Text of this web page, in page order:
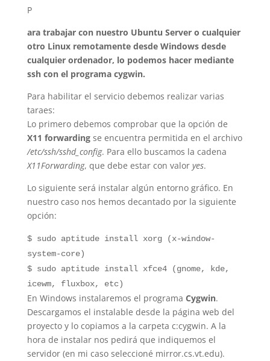
P
ara trabajar con nuestro Ubuntu Server o cualquier
otro Linux remotamente desde Windows desde
cualquier ordenador, lo podemos hacer mediante
ssh con el programa cygwin.
Para habilitar el servicio debemos realizar varias
taraes:
Lo primero debemos comprobar que la opción de
X11 forwardingse encuentra permitida en el archivo
/etc/ssh/sshd_config. Para ello buscamos la cadena
X11Forwarding, que debe estar con valor yes.
Lo siguiente será instalar algún entorno gráfico. En
nuestro caso nos hemos decantado por la siguiente
opción:
$ sudo aptitude install xorg (x-window-
system-core)
$ sudo aptitude install xfce4 (gnome, kde,
icewm, fluxbox, etc)
En Windows instalaremos el programa Cygwin.
Descargamos el instalable desde la página web del
proyecto y lo copiamos a la carpeta c:cygwin. A la
hora de instalar nos pedirá que indiquemos el
servidor (en mi caso seleccioné mirror.cs.vt.edu).